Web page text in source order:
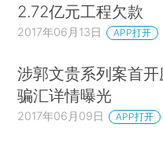
2.72亿元工程欠款
2017年06月13日 APP打开
涉郭文贵系列案首
骗汇详情曝光
2017年06月09日 APP打开